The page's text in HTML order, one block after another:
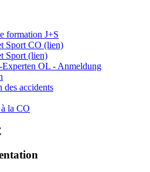
formation J+S
Sport CO (lien)
Sport (lien)
OL - Anmeldung
des accidents
la CO